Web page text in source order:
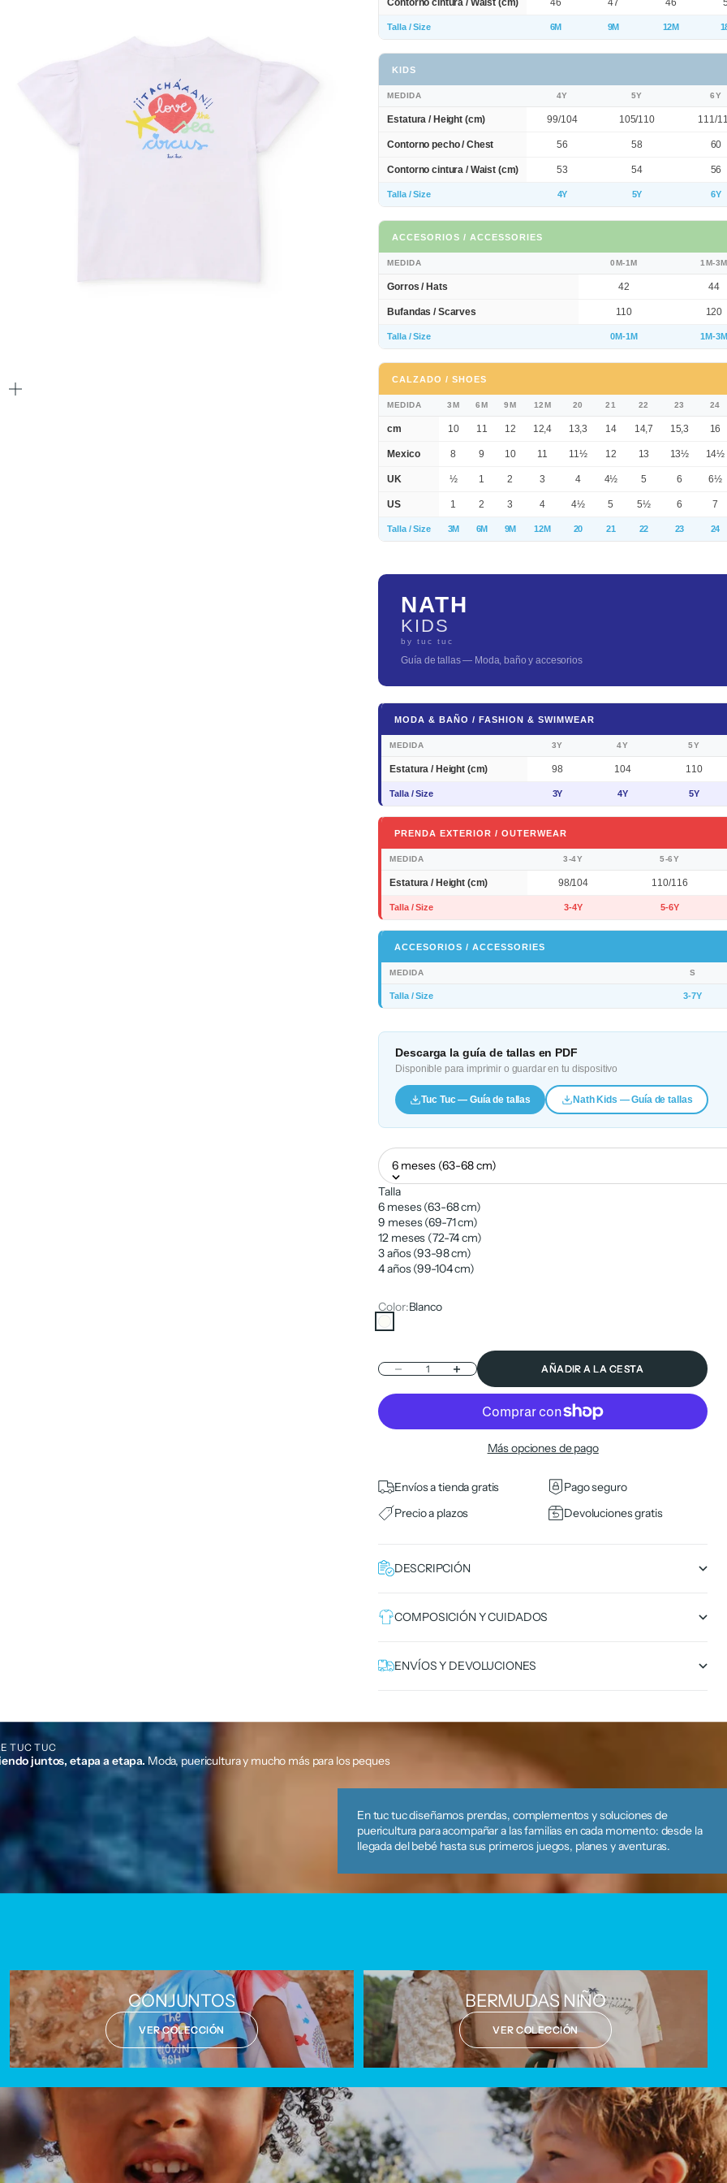
Contorno cintura / Waist (cm) 46 47 46
Talla / Size 6M 9M 12M
KIDS
MEDIDA 4Y 5Y 6Y
Estatura / Height (cm) 99/104 105/110 111/
Contorno pecho / Chest 56 58 60
Contorno cintura / Waist (cm) 53 54 56
Talla / Size 4Y 5Y 6Y
ACCESORIOS / ACCESSORIES
MEDIDA 0M-1M 1M-3M
Gorros / Hats 42 44
Bufandas / Scarves 110 120
Talla / Size 0M-1M 1M-3M
CALZADO / SHOES
MEDIDA 3M 6M 9M 12M 20 21 22 23 24
cm 10 11 12 12,4 13,3 14 14,7 15,3 16
Mexico 8 9 10 11 11½ 12 13 13½ 14½
UK ½ 1 2 3 4 4½ 5 6 6½
US 1 2 3 4 4½ 5 5½ 6 7
Talla / Size 3M 6M 9M 12M 20 21 22 23 24
NATH
KIDS
by tuc tuc
Guía de tallas — Moda, baño y accesorios
MODA & BAÑO / FASHION & SWIMWEAR
MEDIDA 3Y 4Y 5Y
Estatura / Height (cm) 98 104 110
Talla / Size 3Y 4Y 5Y
PRENDA EXTERIOR / OUTERWEAR
MEDIDA 3-4Y 5-6Y
Estatura / Height (cm) 98/104 110/116
Talla / Size 3-4Y 5-6Y
ACCESORIOS / ACCESSORIES
MEDIDA S
Talla / Size 3-7Y
Descarga la guía de tallas en PDF
Disponible para imprimir o guardar en tu dispositivo
Tuc Tuc — Guía de tallas Nath Kids — Guía de tallas
6 meses (63-68 cm)
Talla
6 meses (63-68 cm)
9 meses (69-71 cm)
12 meses (72-74 cm)
3 años (93-98 cm)
4 años (99-104 cm)
Color:Blanco
Blanco
Reducir cantidadAumentar cantidad AÑADIR A LA CESTA
Más opciones de pago
Envíos a tienda gratis
Pago seguro
Precio a plazos
Devoluciones gratis
DESCRIPCIÓN
COMPOSICIÓN Y CUIDADOS
ENVÍOS Y DEVOLUCIONES
TUC TUC
juntos, etapa a etapa. Moda, puericultura y mucho más para los peques
En tuc tuc diseñamos prendas, complementos y soluciones de
puericultura para acompañar a las familias en cada momento: desde la
llegada del bebé hasta sus primeros juegos, planes y aventuras.
CONJUNTOS
VER COLECCIÓN
BERMUDAS NIÑO
VER COLECCIÓN